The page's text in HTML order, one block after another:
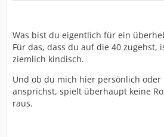
Was bist du eigentlich für ein
Für das, dass du auf die 40 zugehst,
ziemlich kindisch.
Und ob du mich hier persönlich
ansprichst, spielt überhaupt keine
raus.